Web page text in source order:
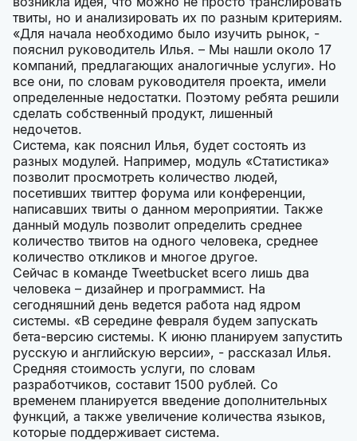
твиты, но и анализировать их по разным критериям.
«Для начала необходимо было изучить рынок, -
пояснил руководитель Илья. – Мы нашли около 17
компаний, предлагающих аналогичные услуги». Но
все они, по словам руководителя проекта, имели
определенные недостатки. Поэтому ребята решили
сделать собственный продукт, лишенный
недочетов.
Система, как пояснил Илья, будет состоять из
разных модулей. Например, модуль «Статистика»
позволит просмотреть количество людей,
посетивших твиттер форума или конференции,
написавших твиты о данном мероприятии. Также
данный модуль позволит определить среднее
количество твитов на одного человека, среднее
количество откликов и многое другое.
Сейчас в команде Tweetbucket всего лишь два
человека – дизайнер и программист. На
сегодняшний день ведется работа над ядром
системы. «В середине февраля будем запускать
бета-версию системы. К июню планируем запустить
русскую и английскую версии», - рассказал Илья.
Средняя стоимость услуги, по словам
разработчиков, составит 1500 рублей. Со
временем планируется введение дополнительных
функций, а также увеличение количества языков,
которые поддерживает система.